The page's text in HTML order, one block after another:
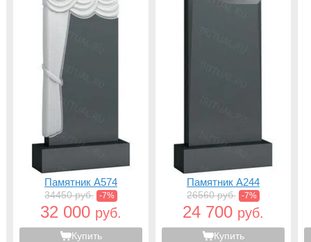
Памятник A574
34450 руб. -7%
32 000 руб.
Купить
Памятник A244
26560 руб. -7%
24 700 руб.
Купить